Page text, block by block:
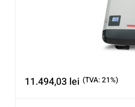
11.494,03 lei (TVA: 21%)